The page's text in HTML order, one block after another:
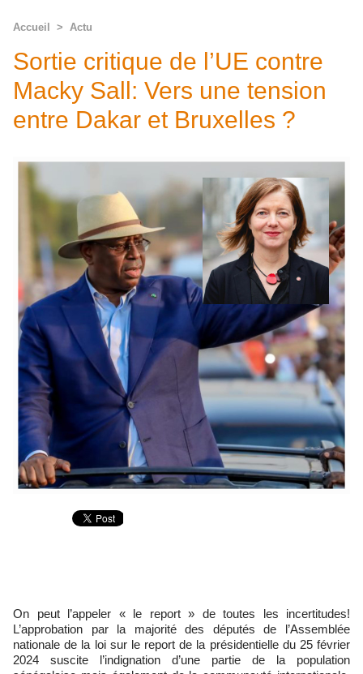
Accueil > Actu
Sortie critique de l’UE contre
Macky Sall: Vers une tension
entre Dakar et Bruxelles ?
On peut l’appeler « le report » de toutes les incertitudes!
L’approbation par la majorité des députés de l’Assemblée
nationale de la loi sur le report de la présidentielle du 25 février
2024 suscite l’indignation d’une partie de la population